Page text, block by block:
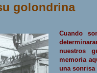
golondrina
Cuando
nuestros
memoria
una sonrisa